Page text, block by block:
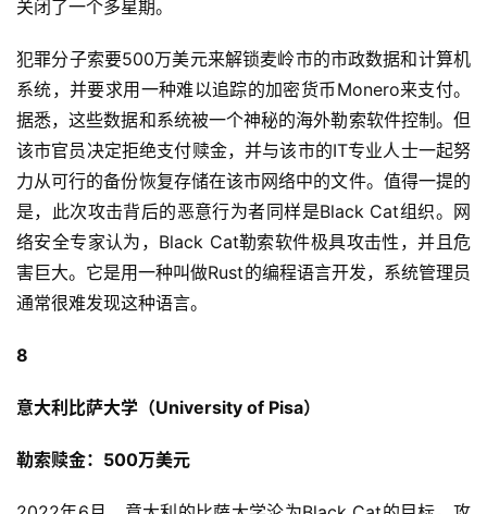
关闭了一个多星期。
犯罪分子索要500万美元来解锁麦岭市的市政数据和计算机
系统，并要求用一种难以追踪的加密货币Monero来支付。
据悉，这些数据和系统被一个神秘的海外勒索软件控制。但
该市官员决定拒绝支付赎金，并与该市的IT专业人士一起努
力从可行的备份恢复存储在该市网络中的文件。值得一提的
是，此次攻击背后的恶意行为者同样是Black Cat组织。网
络安全专家认为，Black Cat勒索软件极具攻击性，并且危
害巨大。它是用一种叫做Rust的编程语言开发，系统管理员
通常很难发现这种语言。
8
意大利比萨大学（University of Pisa）
勒索赎金：500万美元